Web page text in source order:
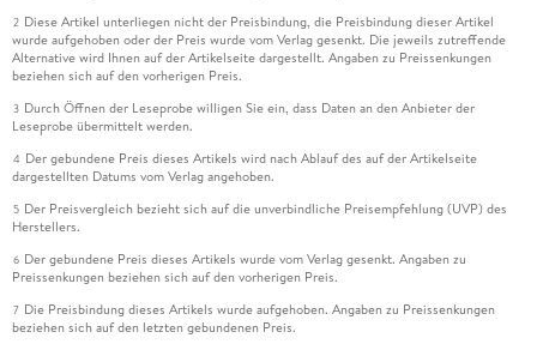
2 Diese Artikel unterliegen nicht der Preisbindung, die Preisbindung dieser Artikel
wurde aufgehoben oder der Preis wurde vom Verlag gesenkt. Die jeweils zutreffende
Alternative wird Ihnen auf der Artikelseite dargestellt. Angaben zu Preissenkungen
beziehen sich auf den vorherigen Preis.
3 Durch Öffnen der Leseprobe willigen Sie ein, dass Daten an den Anbieter der
Leseprobe übermittelt werden.
4 Der gebundene Preis dieses Artikels wird nach Ablauf des auf der Artikelseite
dargestellten Datums vom Verlag angehoben.
5 Der Preisvergleich bezieht sich auf die unverbindliche Preisempfehlung (UVP) des
Herstellers.
6 Der gebundene Preis dieses Artikels wurde vom Verlag gesenkt. Angaben zu
Preissenkungen beziehen sich auf den vorherigen Preis.
7 Die Preisbindung dieses Artikels wurde aufgehoben. Angaben zu Preissenkungen
beziehen sich auf den letzten gebundenen Preis.